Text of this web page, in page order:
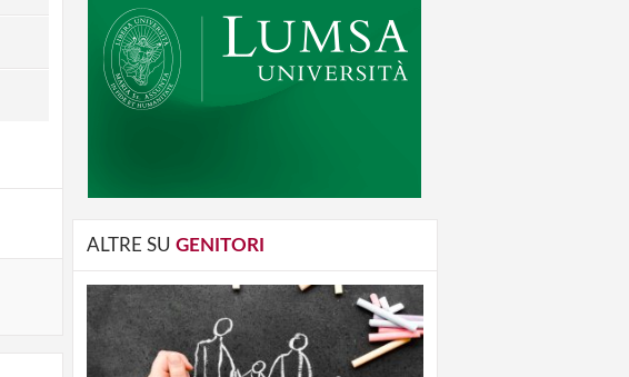
ALTRE SU GENITORI